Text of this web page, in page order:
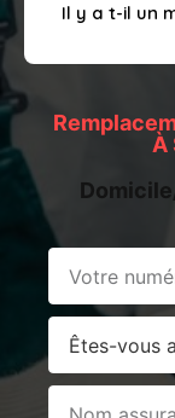
Il y a t-il un
À